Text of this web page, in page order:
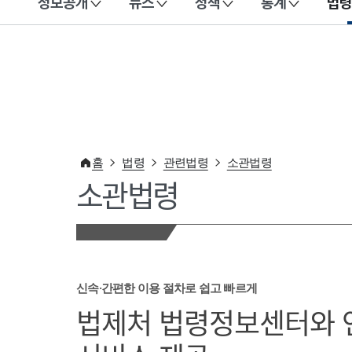
이 누리집은 대한민국 공식 전자정부 누리집입니다.
홈 법령 관련법령 소관법령
소관법령
신속·간편한 이용 절차로 쉽고 빠르게
법제처 법령정보센터와